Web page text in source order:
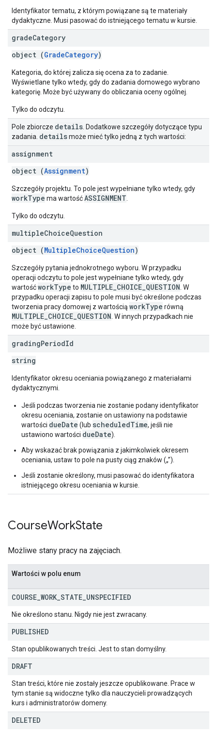
Identyfikator tematu, z którym powiązane są te materiały
dydaktyczne. Musi pasować do istniejącego tematu w kursie.
gradeCategory
object (GradeCategory)
Kategoria, do której zalicza się ocena za to zadanie.
Wyświetlane tylko wtedy, gdy do zadania domowego wybrano
kategorię. Może być używany do obliczania oceny ogólnej.
Tylko do odczytu.
Pole zbiorcze details . Dodatkowe szczegóły dotyczące typu
zadania. detailsmoże mieć tylko jedną z tych wartości:
assignment
object (Assignment)
Szczegóły projektu. To pole jest wypełniane tylko wtedy, gdy
workType ma wartośćASSIGNMENT
Tylko do odczytu.
multipleChoiceQuestion
object (MultipleChoiceQuestion)
Szczegóły pytania jednokrotnego wyboru. W przypadku
operacji odczytu to pole jest wypełniane tylko wtedy, gdy
wartośćworkType to MULTIPLE_CHOICE_QUESTION . W
przypadku operacji zapisu to pole musi być określone podczas
tworzenia pracy domowej z wartością workType równą
MULTIPLE_CHOICE_QUESTION . W innych przypadkach nie
może być ustawione.
gradingPeriodId
string
Identyfikator okresu oceniania powiązanego z materiałami
dydaktycznymi.
Jeśli podczas tworzenia nie zostanie podany identyfikator
okresu oceniania, zostanie on ustawiony na podstawie
wartości dueDate (lub scheduledTime, jeśli nie
ustawiono wartości dueDate).
Aby wskazać brak powiązania z jakimkolwiek okresem
oceniania, ustaw to pole na pusty ciąg znaków („”).
Jeśli zostanie określony, musi pasować do identyfikatora
istniejącego okresu oceniania w kursie.
CourseWorkState
Możliwe stany pracy na zajęciach.
Wartości w polu enum
COURSE WORK STATE UNSPECIFIED
Nie określono stanu. Nigdy nie jest zwracany.
PUBLISHED
Stan opublikowanych treści. Jest to stan domyślny.
DRAFT
Stan treści, które nie zostały jeszcze opublikowane. Prace w
tym stanie są widoczne tylko dla nauczycieli prowadzących
kurs i administratorów domeny.
DELETED